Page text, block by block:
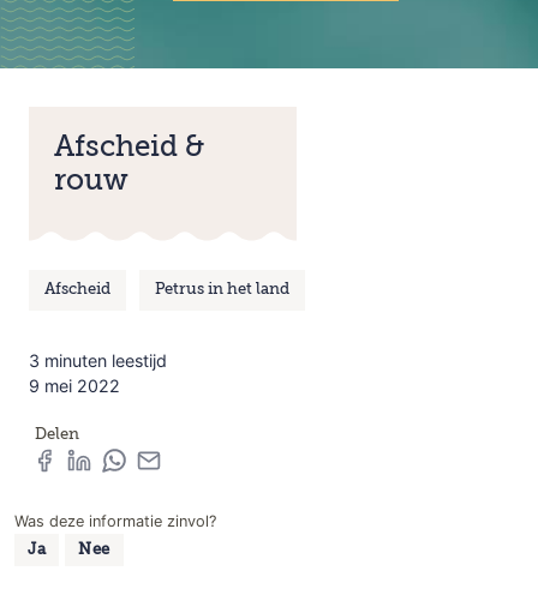
Afscheid &
rouw
Afscheid Petrus in het land
3 minuten leestijd
9 mei 2022
Delen
Was deze informatie zinvol?
Ja Nee